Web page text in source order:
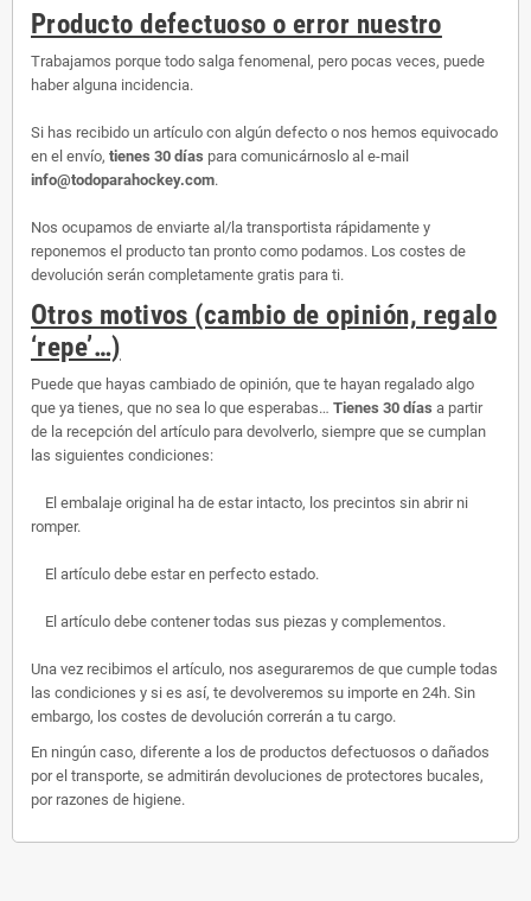
Producto defectuoso o error nuestro
Trabajamos porque todo salga fenomenal, pero pocas veces, puede
haber alguna incidencia.
Si has recibido un artículo con algún defecto o nos hemos equivocado
en el envío, tienes 30 días para comunicárnoslo al e-mail
info@todoparahockey.com.
Nos ocupamos de enviarte al/la transportista rápidamente y
reponemos el producto tan pronto como podamos. Los costes de
devolución serán completamente gratis para ti.
Otros motivos (cambio de opinión, regalo
‘repe’…)
Puede que hayas cambiado de opinión, que te hayan regalado algo
que ya tienes, que no sea lo que esperabas… Tienes 30 días a partir
de la recepción del artículo para devolverlo, siempre que se cumplan
las siguientes condiciones:
El embalaje original ha de estar intacto, los precintos sin abrir ni
romper.
El artículo debe estar en perfecto estado.
El artículo debe contener todas sus piezas y complementos.
Una vez recibimos el artículo, nos aseguraremos de que cumple todas
las condiciones y si es así, te devolveremos su importe en 24h. Sin
embargo, los costes de devolución correrán a tu cargo.
En ningún caso, diferente a los de productos defectuosos o dañados
por el transporte, se admitirán devoluciones de protectores bucales,
por razones de higiene.